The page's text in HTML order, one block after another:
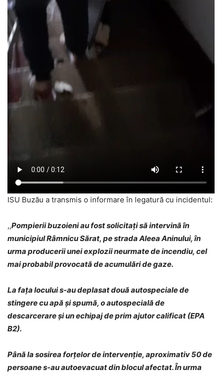
ISU Buzău a transmis o informare în legatură cu incidentul:
,,Pompierii buzoieni au fost solicitați să intervină în
municipiul Râmnicu Sărat, pe strada Aleea Aninului, în
urma producerii unei explozii neurmate de incendiu, cel
mai probabil provocată de acumulări de gaze.
La fața locului s-au deplasat două autospeciale de
stingere cu apă și spumă, o autospecială de
descarcerare și un echipaj de prim ajutor calificat (EPA
B2).
Până la sosirea forțelor de intervenție, aproximativ 50 de
persoane s-au autoevacuat din blocul afectat. În urma